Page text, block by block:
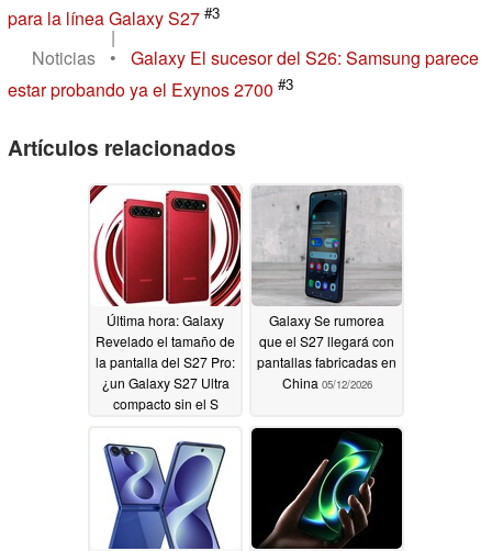
para la línea Galaxy S27 #3
|
Noticias
•
Galaxy El sucesor del S26: Samsung parece
estar probando ya el Exynos 2700 #3
Artículos relacionados
Última hora: Galaxy
Revelado el tamaño de
la pantalla del S27 Pro:
¿un Galaxy S27 Ultra
compacto sin el S
Galaxy Se rumorea
que el S27 llegará con
pantallas fabricadas en
China 05/12/2026